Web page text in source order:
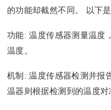
的功能却截然不同。 以下
功能: 温度传感器测量温度
温度。
机制 : 温度传感器检测并报
温器则根据检测到的温度对